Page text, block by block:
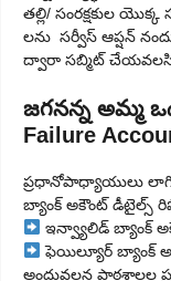
తల్లి/ సంరక్షకుల
లను సర్వీస్ ఆప్షన్
ద్వారా సబ్మిట్ చేయవలసి
జగనన్న అమ్మ
Failure
ప్రధానోపాధ్యాయులు
బ్యాంక్ అకౌంట్ డీటైల్స్
ఇన్వ్యాలిడ్ బ్యాంక్
ఫెయిల్యూర్ బ్యాంక్
అందువలన పాఠశాలల